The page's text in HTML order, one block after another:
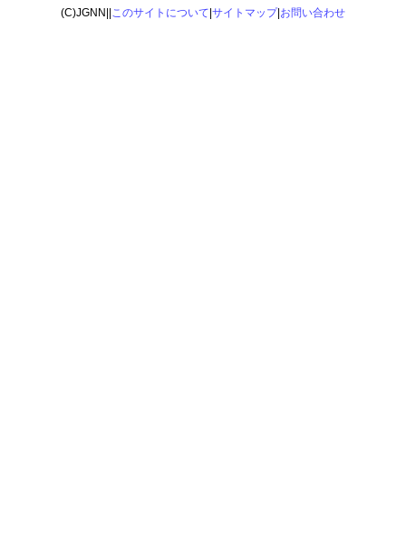
(C)JGNN|| このサイトについて サイトマップ| お問い合わせ